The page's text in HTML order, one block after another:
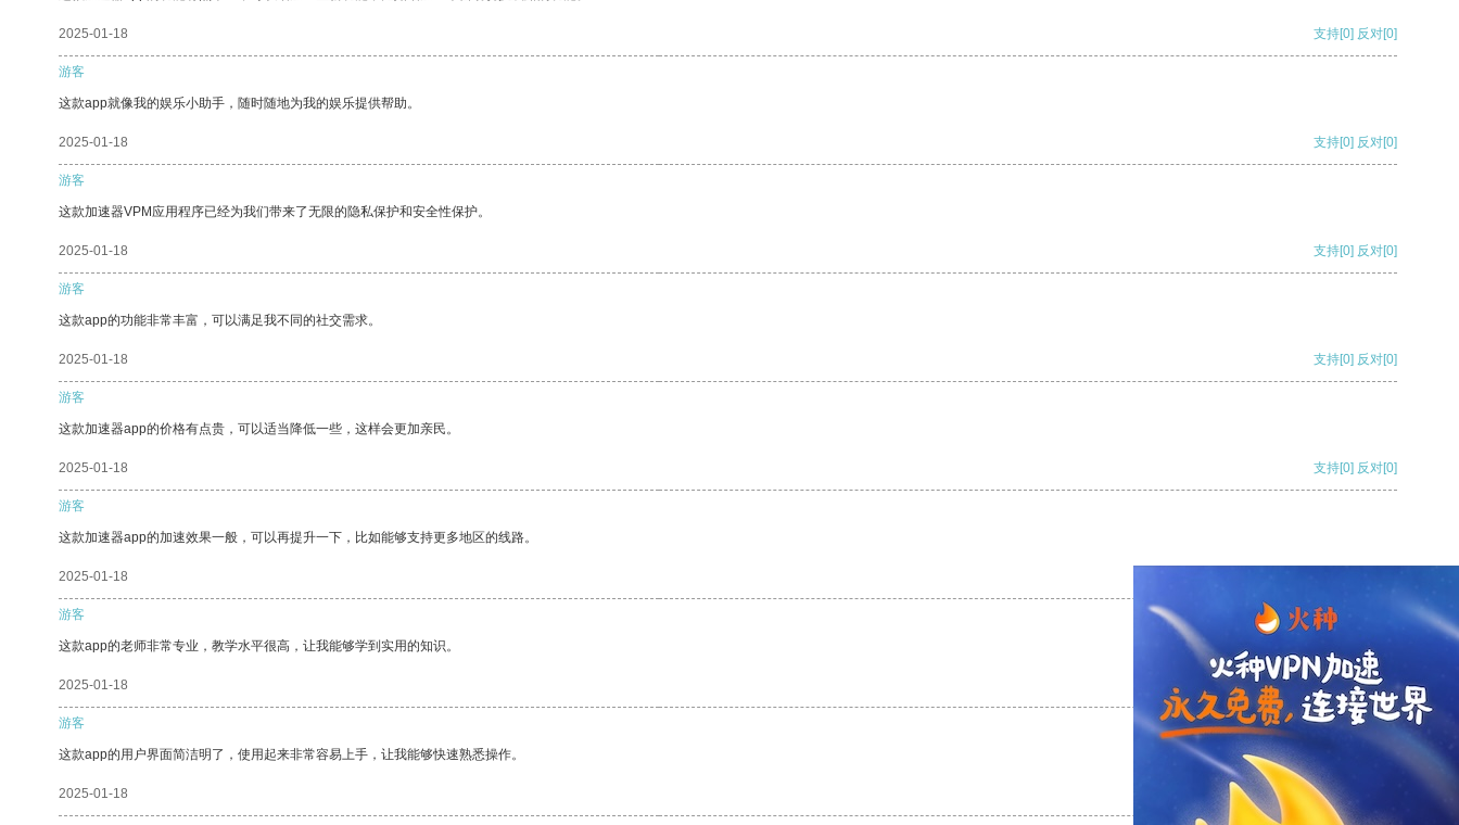
2025-01-18 支持[0] 反对[0]
游客
这款app就像我的娱乐小助手，随时随地为我的娱乐提供帮助。
2025-01-18 支持[0] 反对[0]
游客
这款加速器VPM应用程序已经为我们带来了无限的隐私保护和安全性保护。
2025-01-18 支持[0] 反对[0]
游客
这款app的功能非常丰富，可以满足我不同的社交需求。
2025-01-18 支持[0] 反对[0]
游客
这款加速器app的价格有点贵，可以适当降低一些，这样会更加亲民。
2025-01-18 支持[0] 反对[0]
游客
这款加速器app的加速效果一般，可以再提升一下，比如能够支持更多地区的线路。
2025-01-18
游客
这款app的老师非常专业，教学水平很高，让我能够学到实用的知识。
2025-01-18 支持 [0] 反对[0]
游客
这款app的用户界面简洁明了，使用起来非常容易上手，让我能够快速熟悉操作。
2025-01-18 支持